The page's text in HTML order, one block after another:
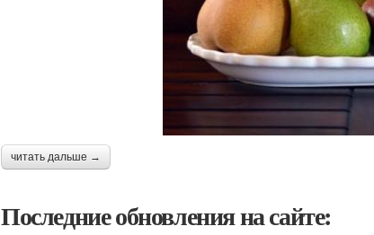
читать дальше →
Последние обновления на сайте: